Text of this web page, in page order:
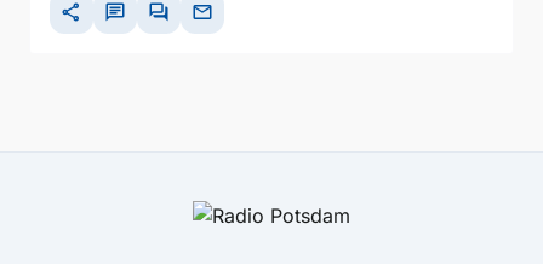
share chat forum mail